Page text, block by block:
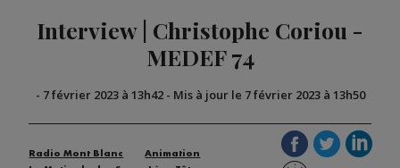
Interview | Christophe Coriou -
MEDEF 74
- 7 février 2023 à 13h42- Mis à jour le 7 février 2023 à 13h50
Radio Mont Blanc
Animation